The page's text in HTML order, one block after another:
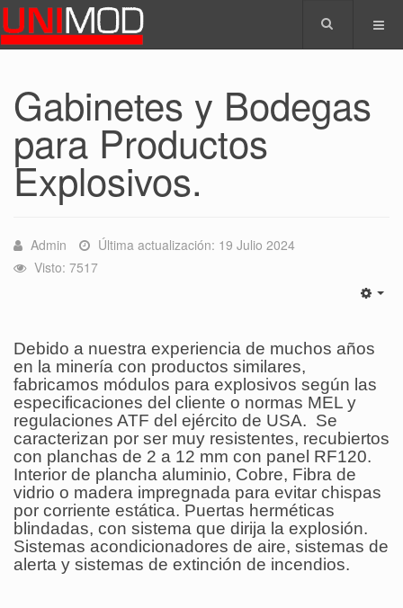
Gabinetes y Bodegas
para Productos
Explosivos.
Admin
Última actualización: 19 Julio 2024
Visto: 7517
Debido a nuestra experiencia de muchos años
en la minería con productos similares,
fabricamos módulos para explosivos según las
especificaciones del cliente o normas MEL y
regulaciones ATF del ejército de USA. Se
caracterizan por ser muy resistentes, recubiertos
con planchas de 2 a 12 mm con panel RF120.
Interior de plancha aluminio, Cobre, Fibra de
vidrio o madera impregnada para evitar chispas
por corriente estática. Puertas herméticas
blindadas, con sistema que dirija la explosión.
Sistemas acondicionadores de aire, sistemas de
alerta y sistemas de extinción de incendios.